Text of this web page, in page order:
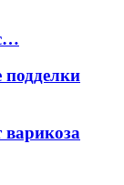
варикоза